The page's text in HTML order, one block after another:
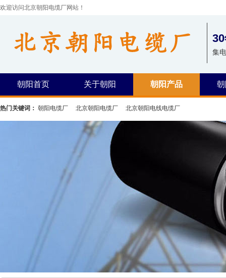
欢迎访问北京朝阳电缆厂网站！
集
朝阳首页 关于朝阳 朝阳产品
热门关键词： 朝阳电缆厂 北京朝阳电缆厂 北京朝阳电线电缆厂